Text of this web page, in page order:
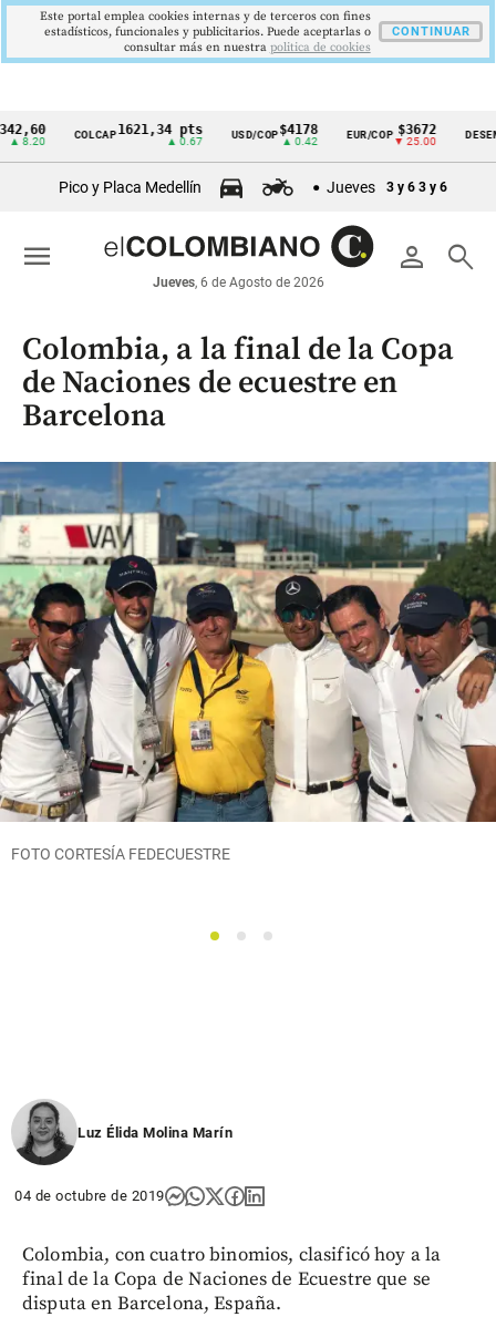
Cintillo
económicos
Colombia
COLCAP1621,34 pts USD/COP$4178
▲ 0.42
EUR/COP $3672
▼ 25.00
DESEMPLEO
Pico y Placa Medellín Jueves 3 y 6 3 y 6
person search
Jueves, 6 de Agosto de 2026
menu
Colombia, a la final de la Copa
de Naciones de ecuestre en
Barcelona
FOTO CORTESÍA FEDECUESTRE
1 2 3
Luz Élida Molina Marín
04 de octubre de 2019
Colombia, con cuatro binomios, clasificó hoy a la
final de la Copa de Naciones de Ecuestre que se
disputa en Barcelona, España.
Este portal emplea cookies internas y de terceros con fines
estadísticos, funcionales y publicitarios. Puede aceptarlas o
consultar más en nuestra politica de cookies
CONTINUAR